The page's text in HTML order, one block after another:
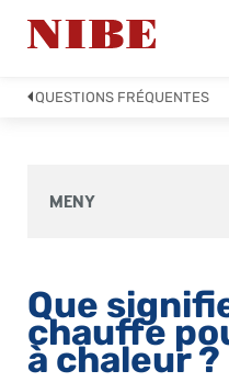
QUESTIONS FRÉQUENTES
MENY
Que
chauffe
à chaleur ?